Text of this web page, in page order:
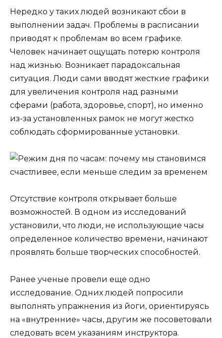
Нередко у таких людей возникают сбои в
выполнении задач. Проблемы в расписании
приводят к проблемам во всем графике.
Человек начинает ощущать потерю контроля
над жизнью. Возникает парадоксальная
ситуация. Люди сами вводят жесткие графики
для увеличения контроля над разными
сферами (работа, здоровье, спорт), но именно
из-за установленных рамок не могут жестко
соблюдать сформированные установки.
Отсутствие контроля открывает больше
возможностей. В одном из исследований
установили, что люди, не использующие часы
определенное количество времени, начинают
проявлять больше творческих способностей.
Ранее ученые провели еще одно
исследование. Одних людей попросили
выполнять упражнения из йоги, ориентируясь
на «внутренние» часы, другим же посоветовали
следовать всем указаниям инструктора.